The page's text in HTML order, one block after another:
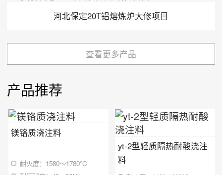
河北保定20T铝熔炼炉大修项目
查看更多产品
产品推荐
镁铬质浇注料
耐火度：1580～1780℃
yt-2型轻质隔热耐酸浇注
料